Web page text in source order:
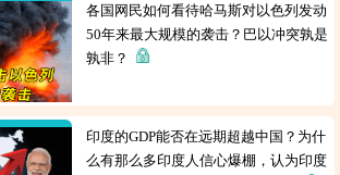
各国网民如何看待哈马斯对以色列发动
50年来最大规模的袭击？巴以冲突孰是
孰非？
印度的GDP能否在远期超越中国？为什
么有那么多印度人信心爆棚，认为印度